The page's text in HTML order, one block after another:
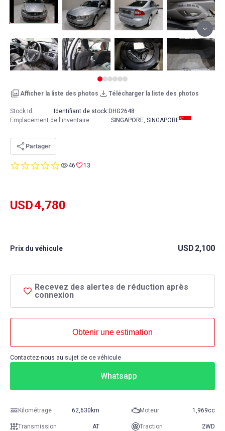
Afficher la liste des photos Télécharger la liste des photos
0.046 13
USD4,780
Prix ​​du véhicule USD 2,100
Recevez des alertes de réduction après
connexion
Obtenir une estimation
Contactez-nous au sujet de ce véhicule
Whatsapp
Kilométrage 62,630km Moteur 1,969cc
Transmission AT Traction 2WD
Stock Id: Identifiant de stock: DHG2648
Emplacement de l'inventaire: SINGAPORE, SINGAPORE
Partager